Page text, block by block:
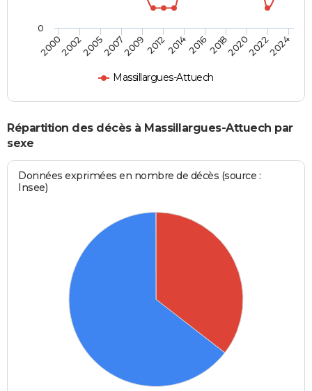
Massillargues-Attuech
200020022005200720092012201420162018202020222024
0
Répartition des décès à Massillargues-Attuech par
sexe
Données exprimées en nombre de décès (source :
Insee)